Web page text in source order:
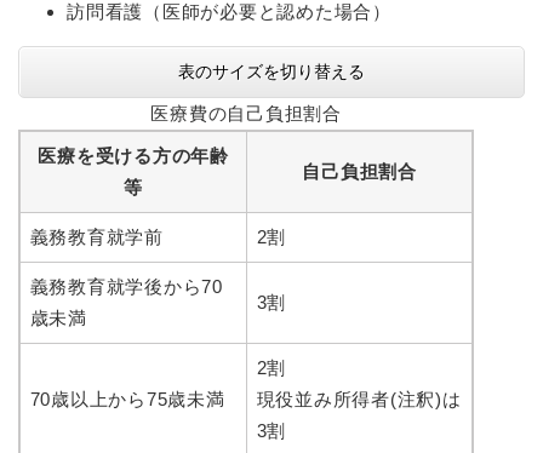
訪問看護（医師が必要と認めた場合）
表のサイズを切り替える
医療費の自己負担割合
医療を受ける方の年齢
等
自己負担割合
義務教育就学前 2割
義務教育就学後から70
歳未満
3割
70歳以上から75歳未満
2割
現役並み所得者(注釈)は
3割